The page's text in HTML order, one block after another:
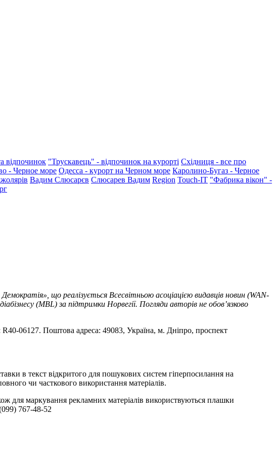
відпочинок "Трускавець" - відпочинок на курорті Східниця - все про
- Черное море Одесса - курорт на Черном море Каролино-Бугаз - Черное
Вадим Слюсарєв Слюсарев Вадим Region Touch-IT "Фабрика вікон" -
що реалізується Всесвітньою асоціацією видавців новин (WAN-
(MBL) за підтримки Норвегії. Погляди авторів не обов’язково
R40-06127. Поштова адреса: 49083, Україна, м. Дніпро, проспект
в текст відкритого для пошукових систем гіперпосилання на
чи часткового використання матеріалів.
для маркування рекламних матеріалів використвуються плашки
767-48-52